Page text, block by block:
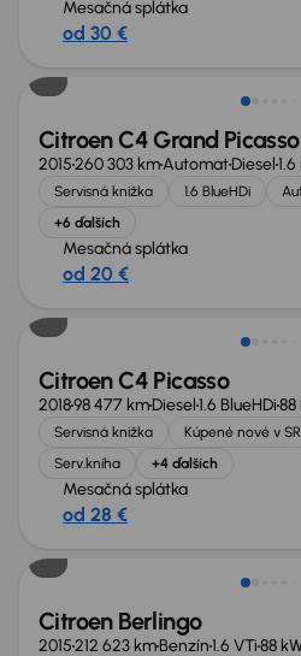
Mesačná splátka
od 30 €
Citroen C4 Grand Picasso
2015260 303 kmAutomatDiesel
Servisná knižka 1.6 BlueHDi
+6 ďalších
Mesačná splátka
od 20 €
Citroen C4 Picasso
201898 477 kmDiesel1.6 BlueHDi88
Servisná knižka Kúpené nové v SR
Serv.kniha
+4 ďalších
Mesačná splátka
od 28 €
Nové v ponuke
Citroen Berlingo
2015212 623 kmBenzín1.6 VTi88